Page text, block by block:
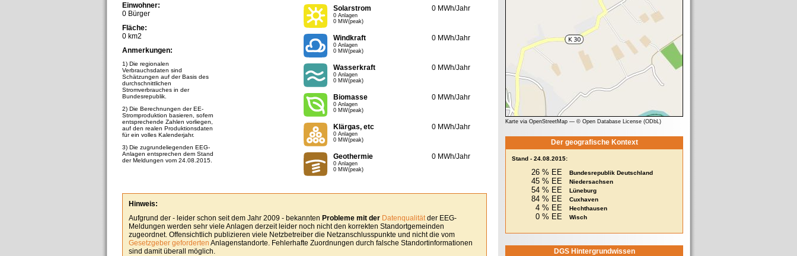
Einwohner:
0 Bürger
Fläche:
0 km2
Anmerkungen:
1) Die regionalen
Verbrauchsdaten sind
Schätzungen auf der Basis des
durchschnittlichen
Stromverbrauches in der
Bundesrepublik.
2) Die Berechnungen der EE-
Stromproduktion basieren, sofern
entsprechende Zahlen vorliegen,
auf den realen Produktionsdaten
für ein volles Kalenderjahr.
3) Die zugrundeliegenden EEG-
Anlagen entsprechen dem Stand
der Meldungen vom 24.08.2015.
Solarstrom
0 Anlagen
0 MW(peak)
0 MWh/Jahr
Windkraft
0 Anlagen
0 MW(peak)
0 MWh/Jahr
Wasserkraft
0 Anlagen
0 MW(peak)
0 MWh/Jahr
Biomasse
0 Anlagen
0 MW(peak)
0 MWh/Jahr
Klärgas, etc
0 Anlagen
0 MW(peak)
0 MWh/Jahr
Geothermie
0 Anlagen
0 MW(peak)
0 MWh/Jahr
Hinweis:
Aufgrund der - leider schon seit dem Jahr 2009 - bekannten Probleme mit der Datenqualitätder EEG-
Meldungen werden sehr viele Anlagen derzeit leider noch nicht den korrekten Standortgemeinden
zugeordnet. Offensichtlich publizieren viele Netzbetreiber die Netzanschlusspunkte und nicht die vom
Gesetzgeber geforderten Anlagenstandorte. Fehlerhafte Zuordnungen durch falsche Standortinformationen
sind damit überall möglich.
Karte via OpenStreetMap — © Open Database License (ODbL)
Der geografische Kontext
Stand - 24.08.2015:
26 % EE Bundesrepublik Deutschland
45 % EE Niedersachsen
54 % EE Lüneburg
84 % EE Cuxhaven
4 % EE Hechthausen
0 % EE Wisch
DGS Hintergrundwissen